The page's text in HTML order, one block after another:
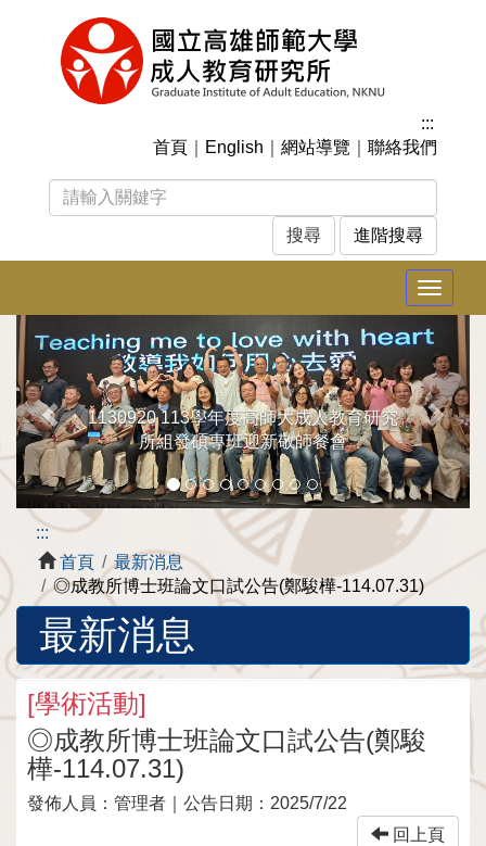
:::
首頁
English 網站導覽 聯絡我們
進階搜尋
Toggle
1130920 113學年度高師大成人教育研究
所組發碩專班迎新敬師餐會
上
一
張
下
一
張
:::
首頁
最新消息
◎成教所博士班論文口試公告(鄭駿樺-114.07.31)
最新消息
[學術活動]
◎成教所博士班論文口試公告(鄭駿
樺-114.07.31)
發佈人員： 管理者 ｜公告日期： 2025/7/22
回上頁